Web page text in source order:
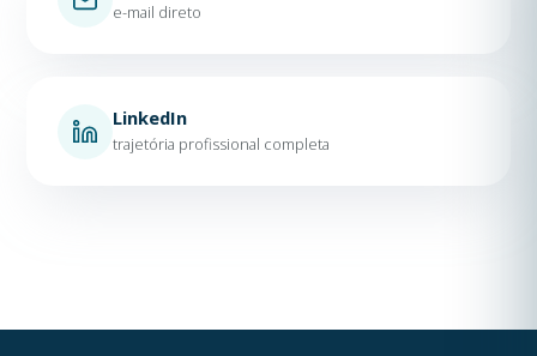
e-mail direto
LinkedIn
trajetória profissional completa